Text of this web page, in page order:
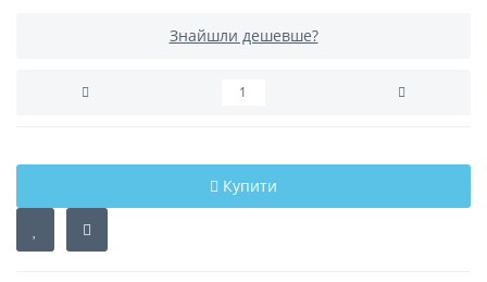
Знайшли дешевше?
Купити